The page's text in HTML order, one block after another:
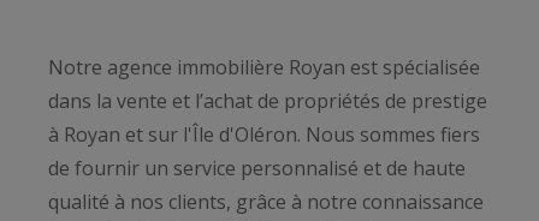
Notre agence immobilière Royan est spécialisée
dans la vente et l’achat de propriétés de prestige
à Royan et sur l'Île d'Oléron. Nous sommes fiers
de fournir un service personnalisé et de haute
qualité à nos clients, grâce à notre connaissance